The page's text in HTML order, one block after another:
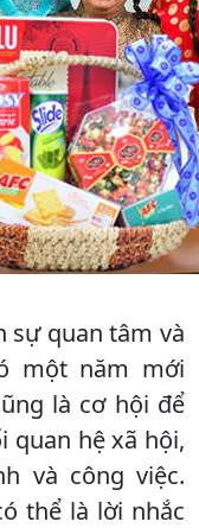
sự quan tâm và
một năm mới
là cơ hội để
quan hệ xã hội,
và công việc.
thể là lời nhắc